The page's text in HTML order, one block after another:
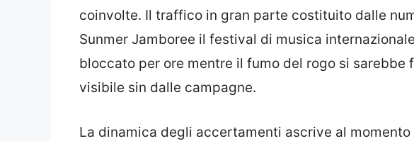
coinvolte. Il traffico in gran parte costituito dalle
Sunmer Jamboree il festival di musica
bloccato per ore mentre il fumo del rogo si sarebbe
visibile sin dalle campagne.
La dinamica degli accertamenti ascrive al